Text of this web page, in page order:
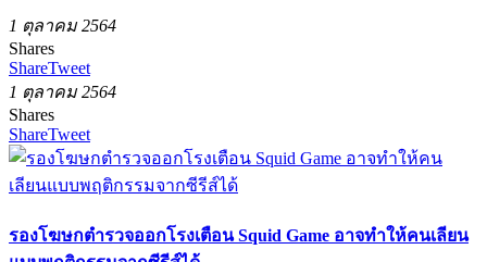
1 ตุลาคม 2564
Shares
ShareTweet
1 ตุลาคม 2564
Shares
ShareTweet
รองโฆษกตำรวจออกโรงเตือน Squid Game อาจทำให้คนเลียน